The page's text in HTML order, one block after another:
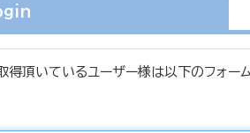
頂いているユーザー様は以下のフォーム